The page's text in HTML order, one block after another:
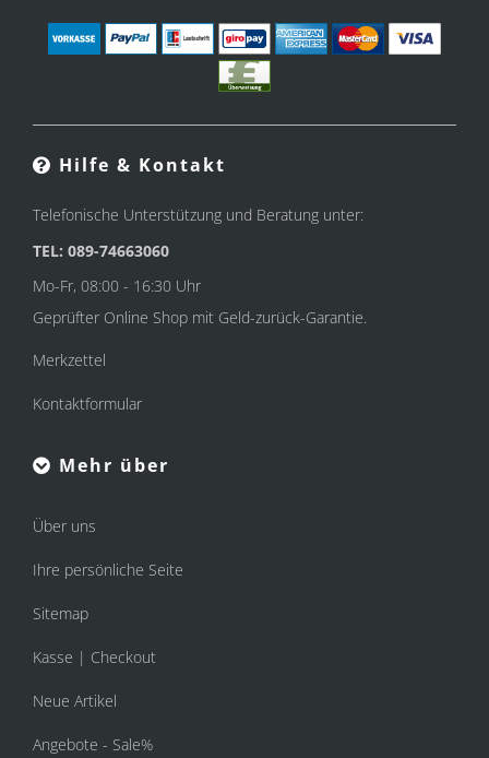
Hilfe & Kontakt
Telefonische Unterstützung und Beratung unter:
TEL: 089-74663060
Mo-Fr, 08:00 - 16:30 Uhr
Geprüfter Online Shop mit Geld-zurück-Garantie.
Merkzettel
Kontaktformular
Mehr über
Über uns
Ihre persönliche Seite
Sitemap
Kasse | Checkout
Neue Artikel
Angebote - Sale%